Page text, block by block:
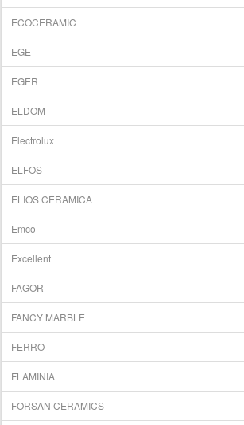
ECOCERAMIC
EGE
EGER
ELDOM
Electrolux
ELFOS
ELIOS CERAMICA
Emco
Excellent
FAGOR
FANCY MARBLE
FERRO
FLAMINIA
FORSAN CERAMICS